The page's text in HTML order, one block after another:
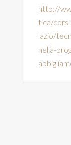
http://
tica/
lazio/
nella-